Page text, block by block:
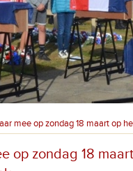
mee op zondag 18 maart op
op zondag 18